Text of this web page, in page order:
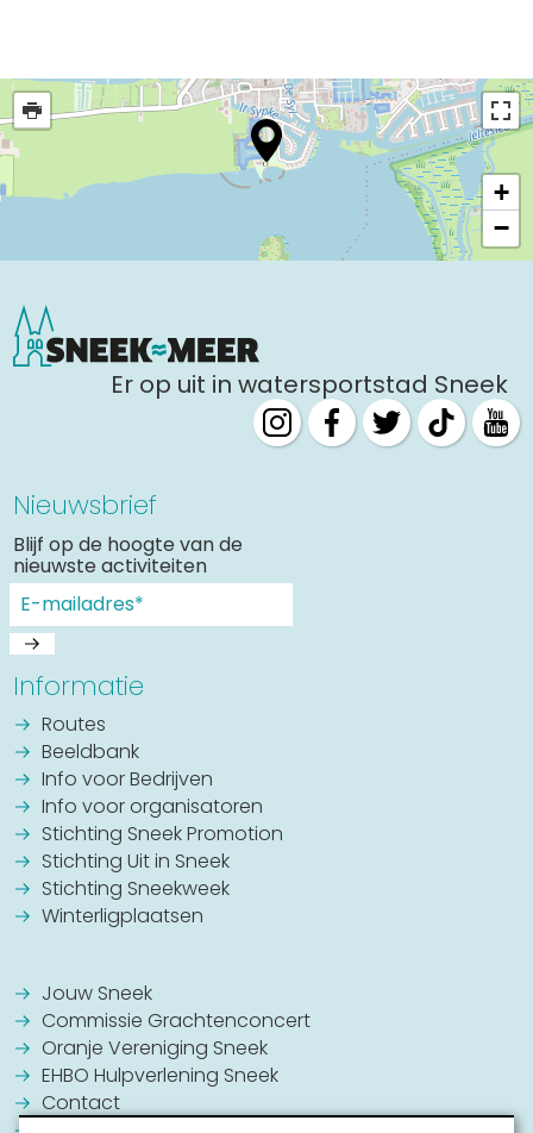
Uitgaan in Sneek
Overnachten in Sneek
Citygame Escapegame Sneek
Webcams
Winkelen in Sneek
Bootverhuur
+
−
Er op uit in watersportstad Sneek
Nieuwsbrief
Blijf op de hoogte van de
nieuwste activiteiten
Informatie
Routes
Beeldbank
Info voor Bedrijven
Info voor organisatoren
Stichting Sneek Promotion
Stichting Uit in Sneek
Stichting Sneekweek
Winterligplaatsen
Jouw Sneek
Commissie Grachtenconcert
Oranje Vereniging Sneek
EHBO Hulpverlening Sneek
Contact